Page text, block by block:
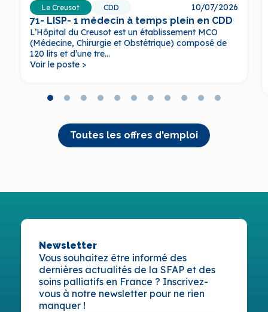
Le Creusot CDD 10/07/2026
71- LISP- 1 médecin à temps plein en CDD
L’Hôpital du Creusot est un établissement MCO
(Médecine, Chirurgie et Obstétrique) composé de
120 lits et d’une tre...
Voir le poste >
Toutes les offres d'emploi
Newsletter
Vous souhaitez être informé des
dernières actualités de la SFAP et des
soins palliatifs en France ? Inscrivez-
vous à notre newsletter pour ne rien
manquer !